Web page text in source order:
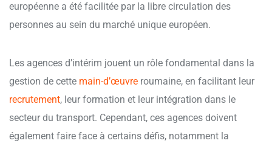
européenne a été facilitée par la libre circulation des
personnes au sein du marché unique européen.
Les agences d’intérim jouent un rôle fondamental dans la
gestion de cette main-d’œuvre roumaine, en facilitant leur
recrutement, leur formation et leur intégration dans le
secteur du transport. Cependant, ces agences doivent
également faire face à certains défis, notamment la